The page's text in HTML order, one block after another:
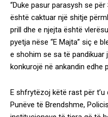
“Duke pasur parasysh se
është caktuar një shitje
prill dhe e njejta është
pyetja nëse “E Majta” siç e
e shohim se sa të pandikuar
konkurojë në ankandin edhe
E shfrytëzoj këtë rast për
Punëve të Brendshme,